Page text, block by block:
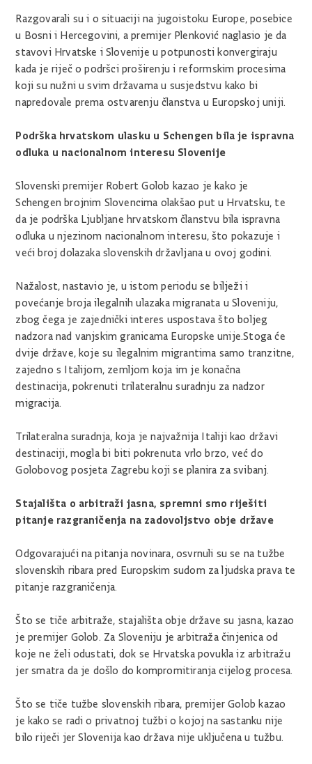
Razgovarali su i o situaciji na jugoistoku Europe, posebice
u Bosni i Hercegovini, a premijer Plenković naglasio je da
stavovi Hrvatske i Slovenije u potpunosti konvergiraju
kada je riječ o podršci proširenju i reformskim procesima
koji su nužni u svim državama u susjedstvu kako bi
napredovale prema ostvarenju članstva u Europskoj uniji.
Podrška hrvatskom ulasku u Schengen bila je ispravna
odluka u nacionalnom interesu Slovenije
Slovenski premijer Robert Golob kazao je kako je
Schengen brojnim Slovencima olakšao put u Hrvatsku, te
da je podrška Ljubljane hrvatskom članstvu bila ispravna
odluka u njezinom nacionalnom interesu, što pokazuje i
veći broj dolazaka slovenskih državljana u ovoj godini.
Nažalost, nastavio je, u istom periodu se bilježi i
povećanje broja ilegalnih ulazaka migranata u Sloveniju,
zbog čega je zajednički interes uspostava što boljeg
nadzora nad vanjskim granicama Europske unije.Stoga će
dvije države, koje su ilegalnim migrantima samo tranzitne,
zajedno s Italijom, zemljom koja im je konačna
destinacija, pokrenuti trilateralnu suradnju za nadzor
migracija.
Trilateralna suradnja, koja je najvažnija Italiji kao državi
destinaciji, mogla bi biti pokrenuta vrlo brzo, već do
Golobovog posjeta Zagrebu koji se planira za svibanj.
Stajališta o arbitraži jasna, spremni smo riješiti
pitanje razgraničenja na zadovoljstvo obje države
Odgovarajući na pitanja novinara, osvrnuli su se na tužbe
slovenskih ribara pred Europskim sudom za ljudska prava te
pitanje razgraničenja.
Što se tiče arbitraže, stajališta obje države su jasna, kazao
je premijer Golob. Za Sloveniju je arbitraža činjenica od
koje ne želi odustati, dok se Hrvatska povukla iz arbitražu
jer smatra da je došlo do kompromitiranja cijelog procesa.
Što se tiče tužbe slovenskih ribara, premijer Golob kazao
je kako se radi o privatnoj tužbi o kojoj na sastanku nije
bilo riječi jer Slovenija kao država nije uključena u tužbu.